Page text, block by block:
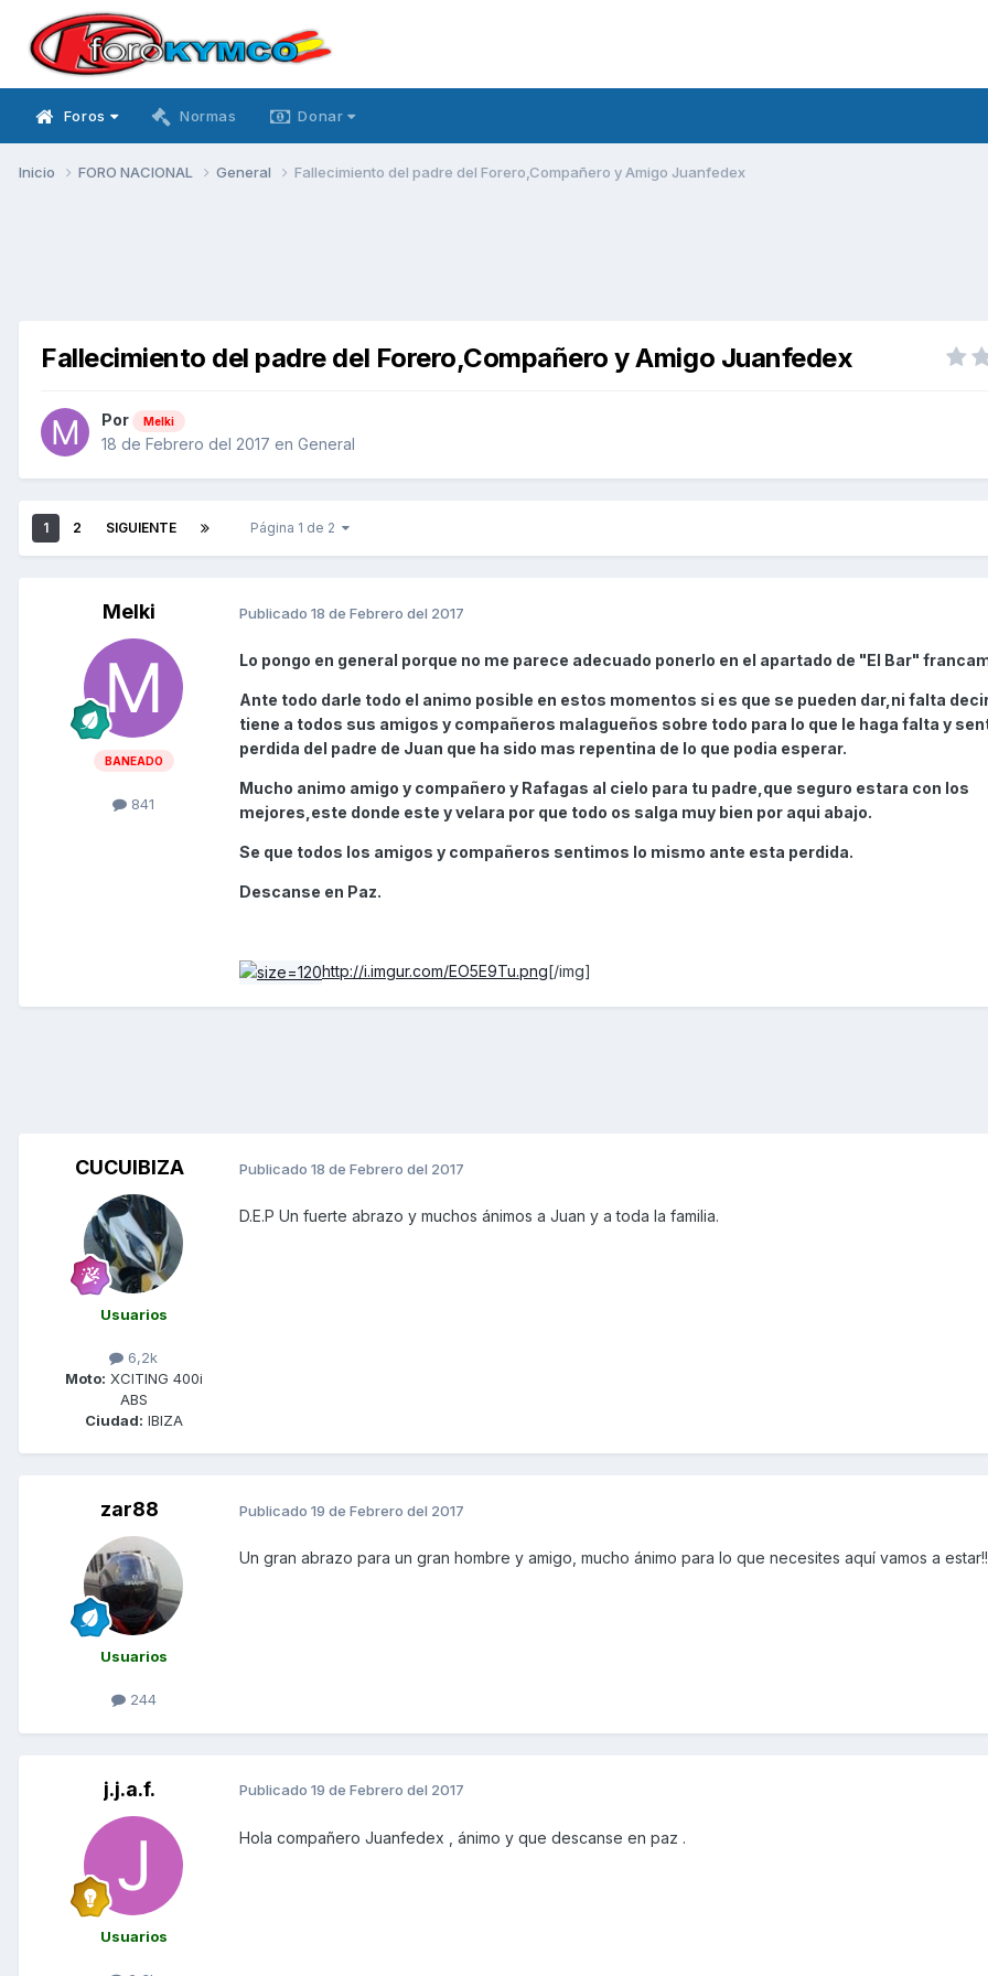
Foros Normas Donar
Inicio FORO NACIONAL General Fallecimiento del padre del Forero,Compañero y Amigo Juanfedex
Fallecimiento del padre del Forero,Compañero y Amigo Juanfedex
Por Melki
18 de Febrero del 2017 en General
1 2 SIGUIENTE Página 1 de 2
Melki
BANEADO
841
Publicado 18 de Febrero del 2017
Lo pongo en general porque no me parece adecuado ponerlo en el apartado de "El Bar"
Ante todo darle todo el animo posible en estos momentos si es que se pueden dar,ni falta
tiene a todos sus amigos y compañeros malagueños sobre todo para lo que le haga falta y
perdida del padre de Juan que ha sido mas repentina de lo que podia esperar.
Mucho animo amigo y compañero y Rafagas al cielo para tu padre,que seguro estara con los
mejores,este donde este y velara por que todo os salga muy bien por aqui abajo.
Se que todos los amigos y compañeros sentimos lo mismo ante esta perdida.
Descanse en Paz.
http://i.imgur.com/EO5E9Tu.png[/img]
CUCUIBIZA
Usuarios
6,2k
Moto: XCITING 400i
ABS
Ciudad: IBIZA
Publicado 18 de Febrero del 2017
D.E.P Un fuerte abrazo y muchos ánimos a Juan y a toda la familia.
zar88
Usuarios
244
Publicado 19 de Febrero del 2017
Un gran abrazo para un gran hombre y amigo, mucho ánimo para lo que necesites aquí vamos a estar!!
j.j.a.f.
Usuarios
Publicado 19 de Febrero del 2017
Hola compañero Juanfedex , ánimo y que descanse en paz .